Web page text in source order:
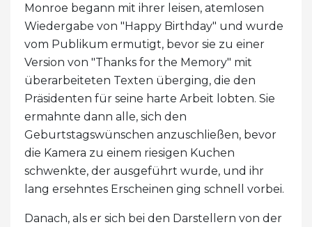
Monroe begann mit ihrer leisen, atemlosen
Wiedergabe von "Happy Birthday" und wurde
vom Publikum ermutigt, bevor sie zu einer
Version von "Thanks for the Memory" mit
überarbeiteten Texten überging, die den
Präsidenten für seine harte Arbeit lobten. Sie
ermahnte dann alle, sich den
Geburtstagswünschen anzuschließen, bevor
die Kamera zu einem riesigen Kuchen
schwenkte, der ausgeführt wurde, und ihr
lang ersehntes Erscheinen ging schnell vorbei.
Danach, als er sich bei den Darstellern von der